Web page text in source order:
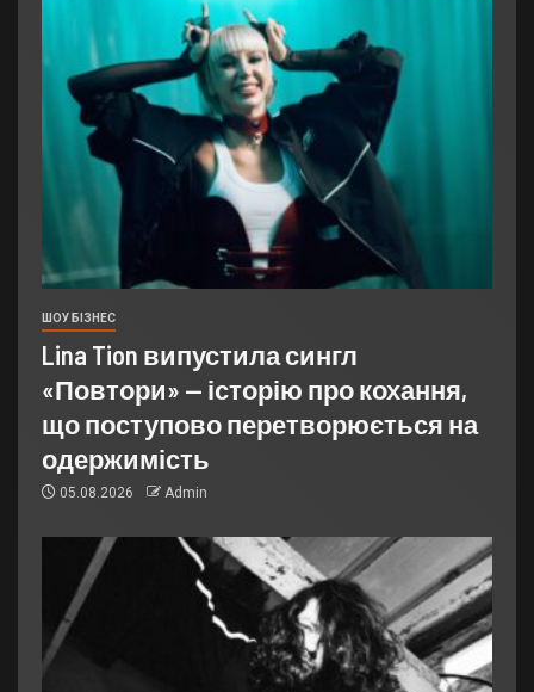
ШОУ БІЗНЕС
Lina Tion випустила сингл
«Повтори» — історію про кохання,
що поступово перетворюється на
одержимість
05.08.2026 Admin